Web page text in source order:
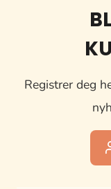
Registrer deg